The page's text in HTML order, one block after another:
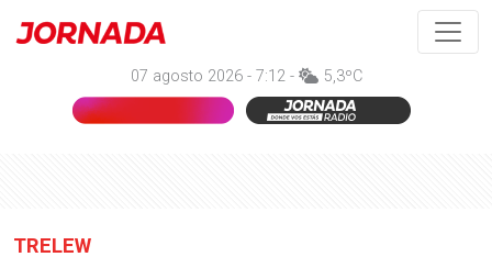
07 agosto 2026 - 7:12 - 5,3ºC
TRELEW